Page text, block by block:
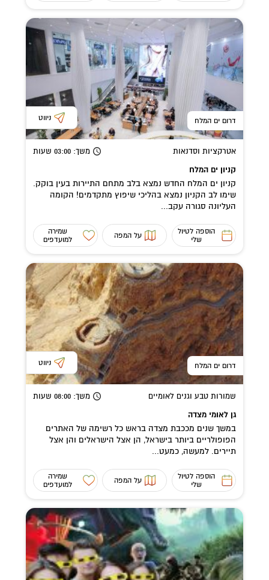
דרום ים המלח ניווט
אטרקציות וסדנאות משך: 03:00 שעות
קניון ים המלח
קניון ים המלח החדש נמצא בלב מתחם התיירות בעין בוקק.
שימו לב הקניון נמצא בהליכי שיפוץ מתקדמים! הקומה
העליונה סגורה עקב...
הוספה לטיול
שלי
על המפה
שמירה
למועדפים
דרום ים המלח ניווט
שמורות טבע וגנים לאומיים משך: 08:00 שעות
גן לאומי מצדה
במשך שנים מככבת מצדה בראש כל רשימה של האתרים
הפופולריים ביותר בישראל, הן אצל הישראלים והן אצל
תיירים. למעשה, כמעט...
הוספה לטיול
שלי
על המפה
שמירה
למועדפים